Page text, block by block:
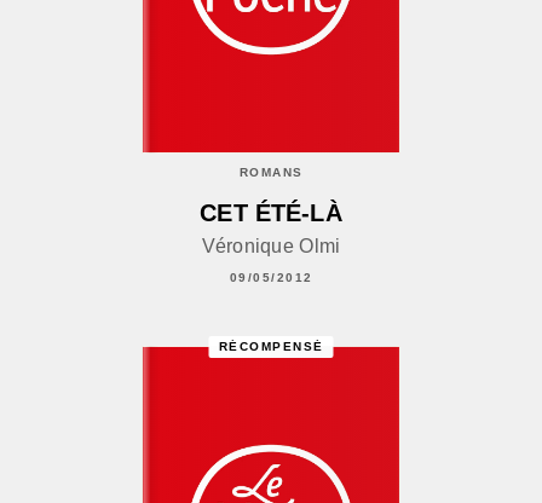
ROMANS
CET ÉTÉ-LÀ
Véronique Olmi
09/05/2012
RÉCOMPENSÉ